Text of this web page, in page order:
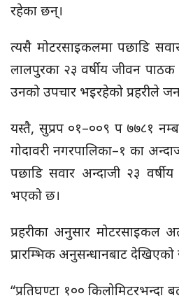
रहेका छन्।
त्यसै मोटरसाइकलमा पछाडि
लालपुरका २३ वर्षीय जीवन
उनको उपचार भइरहेको प्रहरीले
यस्तै, सुप्रप ०१–००९ प ७७८१
गोदावरी नगरपालिका–१ का
पछाडि सवार अन्दाजी २३
भएको छ।
प्रहरीका अनुसार मोटरसाइकल
प्रारम्भिक अनुसन्धानबाट देखिएको
“प्रतिघण्टा १०० किलोमिटरभन्दा